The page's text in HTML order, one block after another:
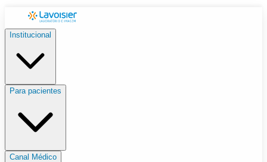
Institucional
Para pacientes
Canal Médico